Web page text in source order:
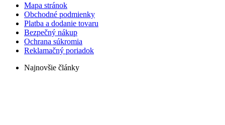
Mapa stránok
Obchodné podmienky
Platba a dodanie tovaru
Bezpečný nákup
Ochrana súkromia
Reklamačný poriadok
Najnovšie články